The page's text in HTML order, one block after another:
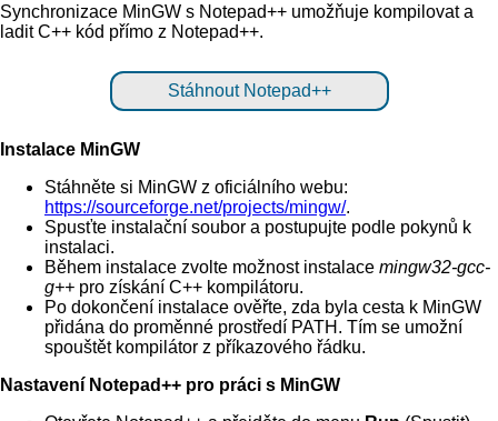
Synchronizace MinGW s Notepad++ umožňuje kompilovat a
ladit C++ kód přímo z Notepad++.
Stáhnout Notepad++
Instalace MinGW
Stáhněte si MinGW z oficiálního webu:
https://sourceforge.net/projects/mingw/.
Spusťte instalační soubor a postupujte podle pokynů k
instalaci.
Během instalace zvolte možnost instalace mingw32-gcc-
g++ pro získání C++ kompilátoru.
Po dokončení instalace ověřte, zda byla cesta k MinGW
přidána do proměnné prostředí PATH. Tím se umožní
spouštět kompilátor z příkazového řádku.
Nastavení Notepad++ pro práci s MinGW